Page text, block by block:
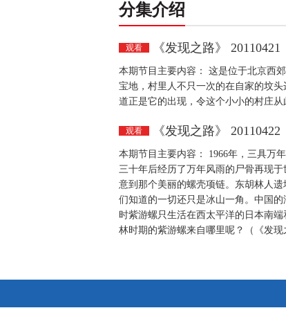
分集介绍
观看 《发现之路》
本期节目主要内容： 这是位于北京西
宝地，村里人不只一次的在自家的坟
道正是它的出现，令这个小小的村庄从
观看 《发现之路》
本期节目主要内容： 1966年，三具万
三十年后经历了万年风雨的尸骨再现
意到那个美丽的螺壳项链。东胡林人
们知道的一切还只是冰山一角。中国
时紫游螺只生活在西太平洋的日本南
林时期的紫游螺来自哪里呢？（《发现